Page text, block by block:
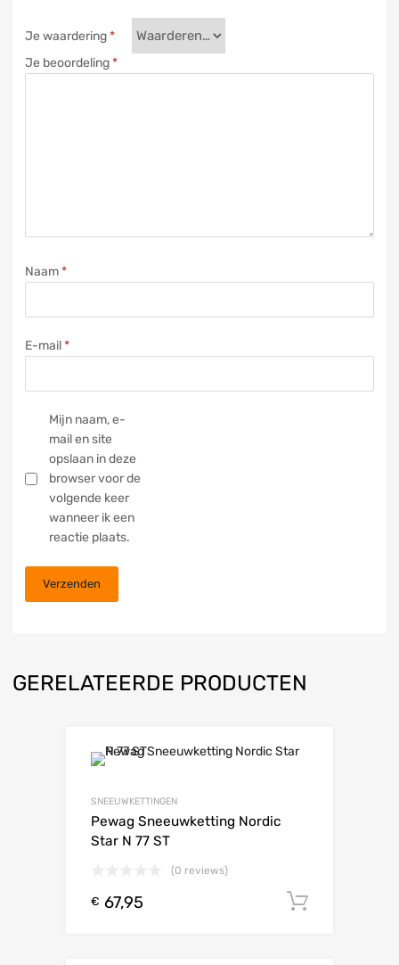
Je waardering*
Je beoordeling*
Naam*
E-mail*
Mijn naam, e-
mail en site
opslaan in deze
browser voor de
volgende keer
wanneer ik een
reactie plaats.
GERELATEERDE PRODUCTEN
SNEEUWKETTINGEN
Pewag Sneeuwketting Nordic
Star N 77 ST
(0 reviews)
€ 67,95